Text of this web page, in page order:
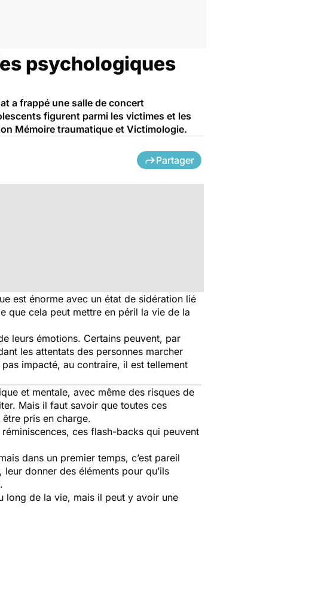
psychologiques
a frappé une salle de concert
figurent parmi les victimes et les
Mémoire traumatique et Victimologie.
Partager
est énorme avec un état de sidération lié
que cela peut mettre en péril la vie de la
leurs émotions. Certains peuvent, par
les attentats des personnes marcher
impacté, au contraire, il est tellement
et mentale, avec même des risques de
Mais il faut savoir que toutes ces
pris en charge.
ces flash-backs qui peuvent
dans un premier temps, c’est pareil
donner des éléments pour qu’ils
long de la vie, mais il peut y avoir une